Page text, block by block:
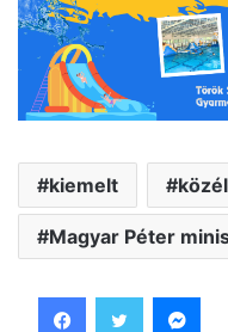
kiemelt
Magyar Péter